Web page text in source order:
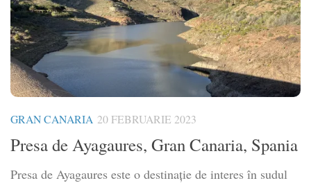
GRAN CANARIA 20 FEBRUARIE 2023
Presa de Ayagaures, Gran Canaria, Spania
Presa de Ayagaures este o destinație de interes în sudul